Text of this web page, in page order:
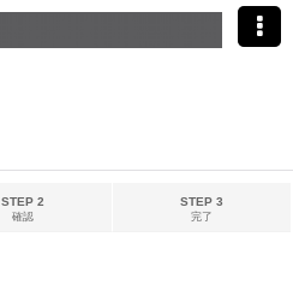
STEP 2
確認
STEP 3
完了